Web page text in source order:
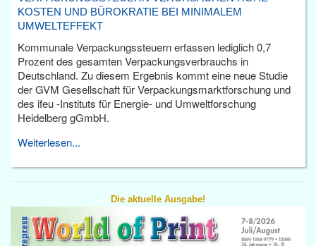
KOSTEN UND BÜROKRATIE BEI MINIMALEM
UMWELTEFFEKT
Kommunale Verpackungssteuern erfassen lediglich 0,7
Prozent des gesamten Verpackungsverbrauchs in
Deutschland. Zu diesem Ergebnis kommt eine neue Studie
der GVM Gesellschaft für Verpackungsmarktforschung und
des ifeu -Instituts für Energie- und Umweltforschung
Heidelberg gGmbH.
Weiterlesen...
Die aktuelle Ausgabe!